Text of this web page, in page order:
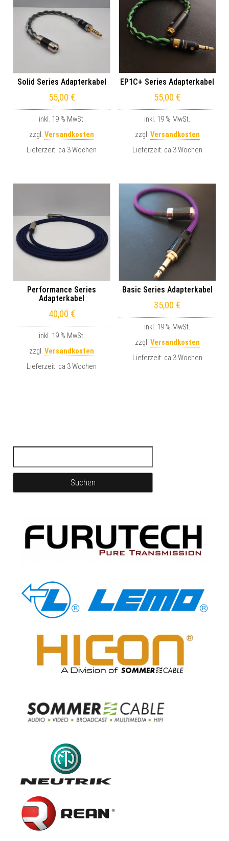
Solid Series Adapterkabel
55,00 €
inkl. 19 % MwSt.
zzgl.Versandkosten
Lieferzeit: ca 3 Wochen
EP1C+ Series Adapterkabel
55,00 €
inkl. 19 % MwSt.
zzgl. Versandkosten
Lieferzeit: ca 3 Wochen
Performance Series
Adapterkabel
40,00 €
inkl. 19 % MwSt.
zzgl.Versandkosten
Lieferzeit: ca 3 Wochen
Basic Series Adapterkabel
35,00 €
inkl. 19 % MwSt.
zzgl. Versandkosten
Lieferzeit: ca 3 Wochen